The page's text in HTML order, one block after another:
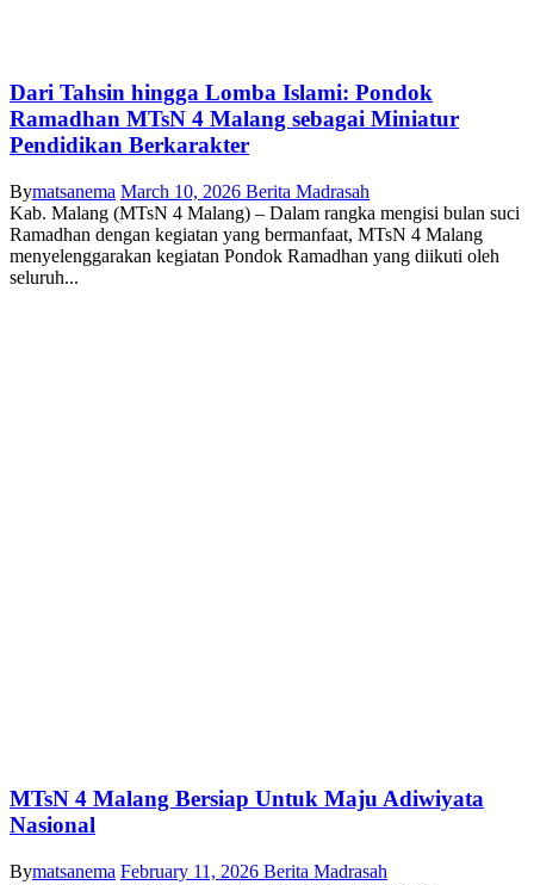
Dari Tahsin hingga Lomba Islami: Pondok
Ramadhan MTsN 4 Malang sebagai Miniatur
Pendidikan Berkarakter
Bymatsanema March 10, 2026 Berita Madrasah
Kab. Malang (MTsN 4 Malang) – Dalam rangka mengisi bulan suci
Ramadhan dengan kegiatan yang bermanfaat, MTsN 4 Malang
menyelenggarakan kegiatan Pondok Ramadhan yang diikuti oleh
seluruh...
MTsN 4 Malang Bersiap Untuk Maju Adiwiyata
Nasional
Bymatsanema February 11, 2026 Berita Madrasah